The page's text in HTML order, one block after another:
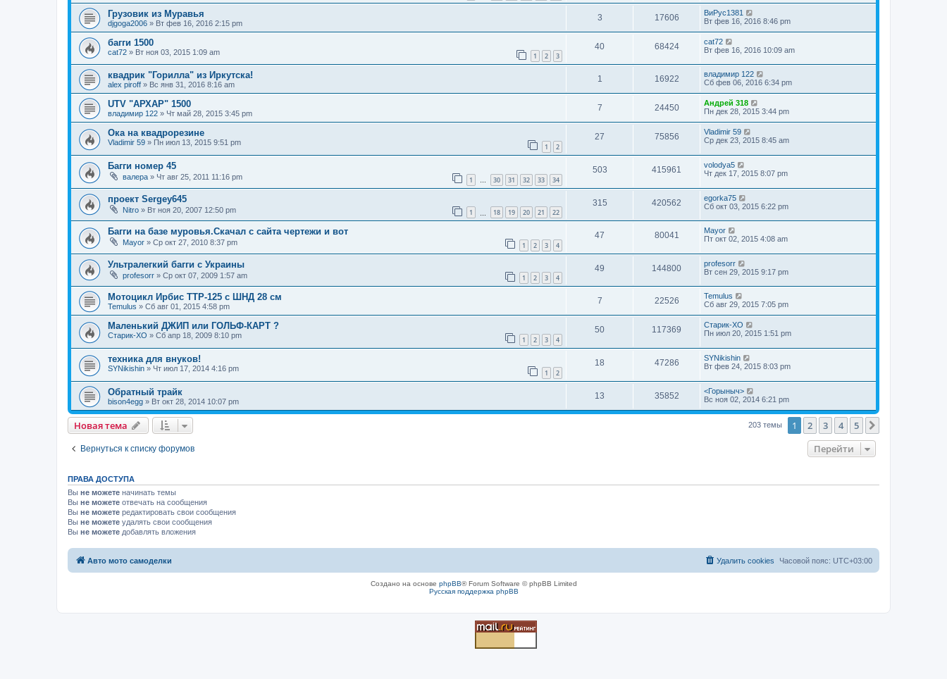
Грузовик из Муравья
djgoga2006 » Вт фев 16, 2016 2:15 pm
3 17606
ВиРус1381
Вт фев 16, 2016 8:46 pm
багги 1500
cat72 » Вт ноя 03, 2015 1:09 am 1 2 3
40 68424
cat72
Вт фев 16, 2016 10:09 am
квадрик "Горилла" из Иркутска!
alex piroff » Вс янв 31, 2016 8:16 am
1 16922
владимир 122
Сб фев 06, 2016 6:34 pm
UTV "АРХАР" 1500
владимир 122 » Чт май 28, 2015 3:45 pm
7 24450
Андрей 318
Пн дек 28, 2015 3:44 pm
Ока на квадрорезине
Vladimir 59 » Пн июл 13, 2015 9:51 pm 1 2
27 75856
Vladimir 59
Ср дек 23, 2015 8:45 am
Багги номер 45
валера » Чт авг 25, 2011 11:16 pm 1 30 31 32 33 34
503 415961
volodya5
Чт дек 17, 2015 8:07 pm
проект Sergey645
Nitro » Вт ноя 20, 2007 12:50 pm 1 18 19 20 21 22
315 420562
egorka75
Сб окт 03, 2015 6:22 pm
Багги на базе муровья.Скачал с сайта чертежи и вот
Mayor » Ср окт 27, 2010 8:37 pm 1 2 3 4
47 80041
Mayor
Пт окт 02, 2015 4:08 am
Ультралегкий багги с Украины
profesorr » Ср окт 07, 2009 1:57 am 1 2 3 4
49 144800
profesorr
Вт сен 29, 2015 9:17 pm
Мотоцикл Ирбис ТТР-125 с ШНД 28 см
Temulus » Сб авг 01, 2015 4:58 pm
7 22526
Temulus
Сб авг 29, 2015 7:05 pm
Маленький ДЖИП или ГОЛЬФ-КАРТ ?
Старик-ХО » Сб апр 18, 2009 8:10 pm 1 2 3 4
50 117369
Старик-ХО
Пн июл 20, 2015 1:51 pm
техника для внуков!
SYNikishin » Чт июл 17, 2014 4:16 pm 1 2
18 47286
SYNikishin
Вт фев 24, 2015 8:03 pm
Обратный трайк
bison4egg » Вт окт 28, 2014 10:07 pm
13 35852
<Горыныч>
Вс ноя 02, 2014 6:21 pm
Новая тема 203 темы 1 2 3 4 5
Вернуться к списку форумов Перейти
ПРАВА ДОСТУПА
Вы не можете начинать темы
Вы не можете отвечать на сообщения
Вы не можете редактировать свои сообщения
Вы не можете удалять свои сообщения
Вы не можете добавлять вложения
Авто мото самоделки Часовой пояс: UTC+03:00
Удалить cookies
Создано на основе phpBB® Forum Software © phpBB Limited
Русская поддержка phpBB